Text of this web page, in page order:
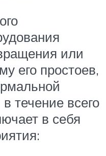
или
его простоев,
течение всего
в себя